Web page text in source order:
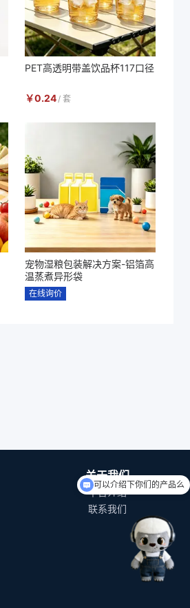
PET高透明带盖饮品杯117口径
￥0.24 / 套
宠物湿粮包装解决方案-铝箔高
温蒸煮异形袋
在线询价
关于我们
平台介绍
联系我们
可以介绍下你们的产品么
你们是怎么收费的呢